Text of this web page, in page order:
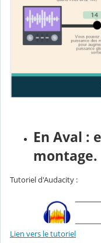
En Aval :
montage.
Tutoriel d'Audacity :
Lien vers le tutoriel